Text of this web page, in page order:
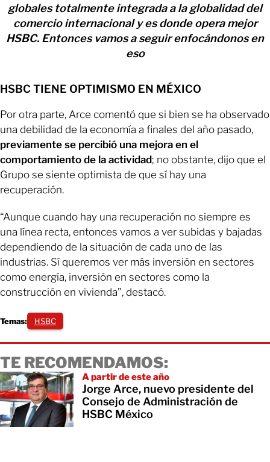
globales totalmente integrada a la globalidad del
comercio internacional y es donde opera mejor
HSBC. Entonces vamos a seguir enfocándonos en
eso
HSBC TIENE OPTIMISMO EN MÉXICO
Por otra parte, Arce comentó que si bien se ha observado
una debilidad de la economía a finales del año pasado,
previamente se percibió una mejora en el
comportamiento de la actividad; no obstante, dijo que el
Grupo se siente optimista de que sí hay una
recuperación.
“Aunque cuando hay una recuperación no siempre es
una línea recta, entonces vamos a ver subidas y bajadas
dependiendo de la situación de cada uno de las
industrias. Sí queremos ver más inversión en sectores
como energía, inversión en sectores como la
construcción en vivienda”, destacó.
Temas: HSBC
TE RECOMENDAMOS:
A partir de este año
Jorge Arce, nuevo presidente del
Consejo de Administración de
HSBC México